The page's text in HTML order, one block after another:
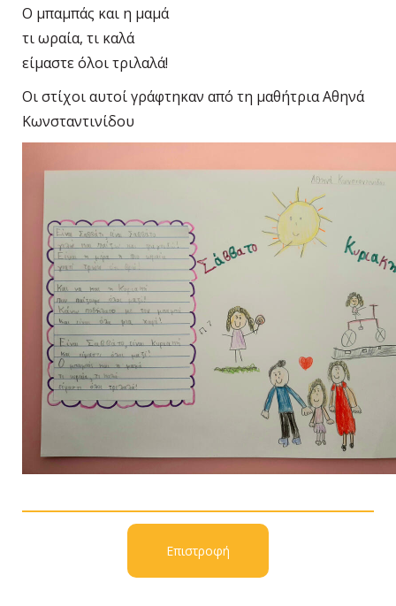
Ο μπαμπάς και η μαμά
τι ωραία, τι καλά
είμαστε όλοι τριλαλά!
Οι στίχοι αυτοί γράφτηκαν από τη μαθήτρια Αθηνά
Κωνσταντινίδου
Επιστροφή